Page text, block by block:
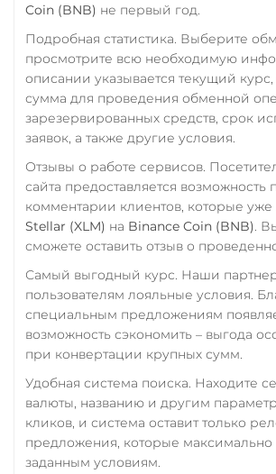
THETA
Tron
ERC20
ERC20
BASE
RUB
QR RUB
Coin (BNB) не первый год.
Подробная статистика. Выберите
просмотрите всю необходимую
описании указывается текущий
сумма для проведения обменной
зарезервированных средств, срок
заявок, а также другие условия.
Отзывы о работе сервисов.
сайта предоставляется возможность
комментарии клиентов, которые
Stellar (XLM) на Binance Coin (BNB).
сможете оставить отзыв о
Самый выгодный курс. Наши
пользователям лояльные условия.
специальным предложениям
возможность сэкономить – выгода
при конвертации крупных сумм.
Удобная система поиска. Находите
валюты, названию и другим
кликов, и система оставит только
предложения, которые максимально
заданным условиям.